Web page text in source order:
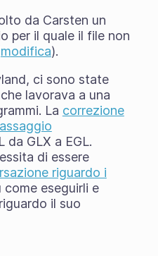
da Carsten un
per il quale il file non
modifica).
ci sono state
lavorava a una
La correzione
da GLX a EGL.
di essere
riguardo i
eseguirli e
il suo